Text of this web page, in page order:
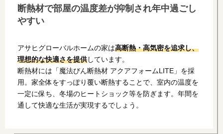
断熱材で部屋の温度差が抑制され年中過ごし
やすい
アサヒグローバルホームの家は高断熱・高気密を追求し、
理想的な快適さを提供しています。
断熱材には「魔法びん断熱材 アクアフォームLITE」を採
用。家全体をすっぽり覆い断熱することで、室内の温度を
一定に保ち、冬場のヒートショック等を防ぎます。年間を
通して快適な生活が実現するでしょう。